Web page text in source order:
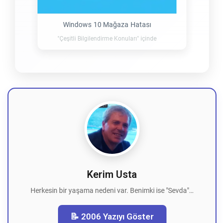
Windows 10 Mağaza Hatası
"Çeşitli Bilgilendirme Konuları" içinde
Kerim Usta
Herkesin bir yaşama nedeni var. Benimki ise "Sevda"…
📝 2006 Yazıyı Göster